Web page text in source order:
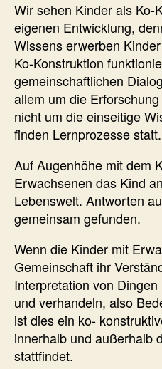
Wir sehen Kinder als Ko-
eigenen Entwicklung,
Wissens erwerben
Ko-Konstruktion
gemeinschaftlichen
allem um die
nicht um die einseitige
finden Lernprozesse statt.
Auf Augenhöhe mit dem
Erwachsenen das Kind
Lebenswelt. Antworten
gemeinsam gefunden.
Wenn die Kinder mit
Gemeinschaft ihr
Interpretation von
und verhandeln, also
ist dies ein ko-
innerhalb und außerhalb
stattfindet.